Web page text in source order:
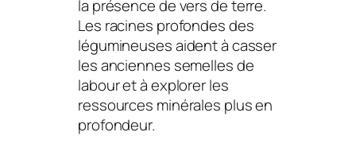
la présence devers de terre.
Les racines profondes des
légumineuses aident à casser
les anciennes semelles de
labour et à explorer les
ressources minérales plus en
profondeur.